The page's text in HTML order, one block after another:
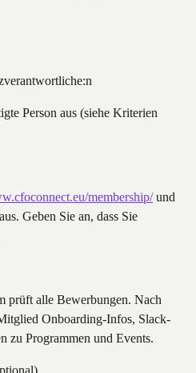
Person aus (siehe Kriterien
membership/ und
Geben Sie an, dass Sie
prüft alle Bewerbungen. Nach
Onboarding-Infos, Slack-
zu Programmen und Events.